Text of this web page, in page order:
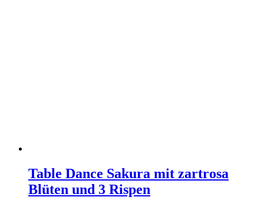
Table Dance Sakura mit zartrosa
Blüten und 3 Rispen